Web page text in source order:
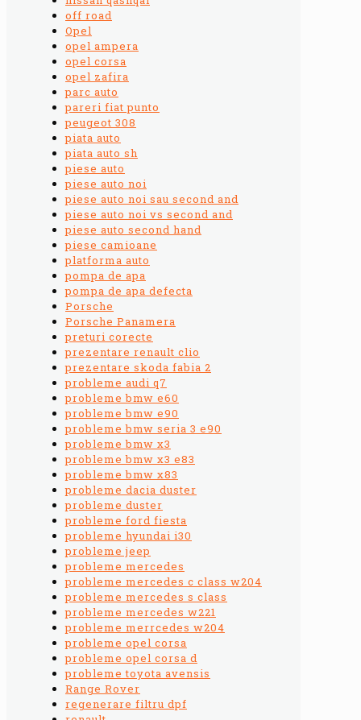
off road
Opel
opel ampera
opel corsa
opel zafira
parc auto
pareri fiat punto
peugeot 308
piata auto
piata auto sh
piese auto
piese auto noi
piese auto noi sau second and
piese auto noi vs second and
piese auto second hand
piese camioane
platforma auto
pompa de apa
pompa de apa defecta
Porsche
Porsche Panamera
preturi corecte
prezentare renault clio
prezentare skoda fabia 2
probleme audi q7
probleme bmw e60
probleme bmw e90
probleme bmw seria 3 e90
probleme bmw x3
probleme bmw x3 e83
probleme bmw x83
probleme dacia duster
probleme duster
probleme ford fiesta
probleme hyundai i30
probleme jeep
probleme mercedes
probleme mercedes c class w204
probleme mercedes s class
probleme mercedes w221
probleme merrcedes w204
probleme opel corsa
probleme opel corsa d
probleme toyota avensis
Range Rover
regenerare filtru dpf